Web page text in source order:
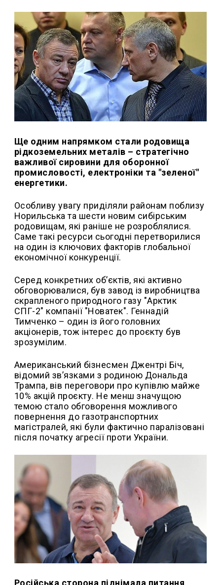
Ще одним напрямком стали родовища
рідкоземельних металів – стратегічно
важливої сировини для оборонної
промисловості, електроніки та "зеленої"
енергетики.
Особливу увагу приділяли районам поблизу
Норильська та шести новим сибірським
родовищам, які раніше не розроблялися.
Саме такі ресурси сьогодні перетворилися
на один із ключових факторів глобальної
економічної конкуренції.
Серед конкретних об’єктів, які активно
обговорювалися, був завод із виробництва
скрапленого природного газу "Арктик
СПГ-2" компанії "Новатек". Геннадій
Тимченко – один із його головних
акціонерів, тож інтерес до проєкту був
зрозумілим.
Американський бізнесмен Джентрі Біч,
відомий зв’язками з родиною Дональда
Трампа, вів переговори про купівлю майже
10% акцій проєкту. Не менш значущою
темою стало обговорення можливого
повернення до газотранспортних
магістралей, які були фактично паралізовані
після початку агресії проти України.
Російська сторона піднімала питання